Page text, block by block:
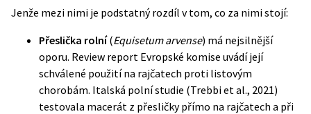
Jenže mezi nimi je podstatný rozdíl v tom, co za nimi stojí:
Přeslička rolní(Equisetum arvense) má nejsilnější
oporu. Review report Evropské komise uvádí její
schválené použití na rajčatech proti listovým
chorobám. Italská polní studie (Trebbi et al., 2021)
testovala macerát z přesličky přímo na rajčatech a při